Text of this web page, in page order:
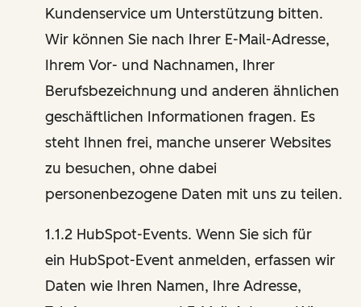
Kundenservice um Unterstützung bitten.
Wir können Sie nach Ihrer E-Mail-Adresse,
Ihrem Vor- und Nachnamen, Ihrer
Berufsbezeichnung und anderen ähnlichen
geschäftlichen Informationen fragen. Es
steht Ihnen frei, manche unserer Websites
zu besuchen, ohne dabei
personenbezogene Daten mit uns zu teilen.
1.1.2 HubSpot-Events. Wenn Sie sich für
ein HubSpot-Event anmelden, erfassen wir
Daten wie Ihren Namen, Ihre Adresse,